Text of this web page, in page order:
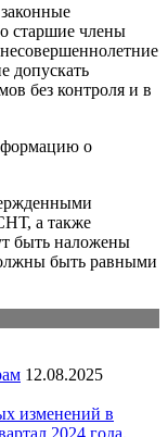
старшие члены
допускать
без контроля и в
о
а также
быть наложены
быть равными
12.08.2025
изменений в
2024 года.